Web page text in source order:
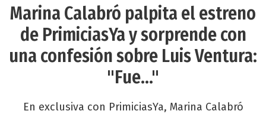
Marina Calabró palpita el estreno
de PrimiciasYa y sorprende con
una confesión sobre Luis Ventura:
"Fue..."
En exclusiva con PrimiciasYa, Marina Calabró